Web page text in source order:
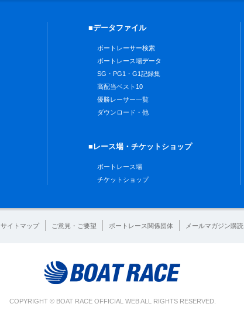
■データファイル
ボートレーサー検索
ボートレース場データ
SG・PG1・G1記録集
高配当ベスト10
優勝レーサー一覧
ダウンロード・他
■レース場・チケットショップ
ボートレース場
チケットショップ
サイトマップ ご意見・ご要望 ボートレース関係団体 メールマガジン購読
COPYRIGHT © BOAT RACE OFFICIAL WEB ALL RIGHTS RESERVED.